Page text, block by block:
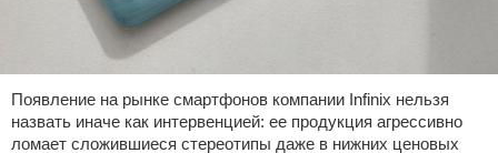
Появление на рынке смартфонов компании Infinix нельзя
назвать иначе как интервенцией: ее продукция агрессивно
ломает сложившиеся стереотипы даже в нижних ценовых